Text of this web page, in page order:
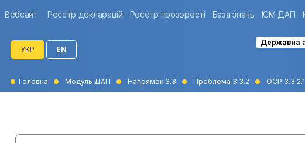
Вебсайт Реєстр декларацій Реєстр прозорості База знань ІСМ ДАП
УКР EN
Державна
Головна Модуль ДАП Напрямок 3.3 Проблема 3.3.2 ОСР 3.3.2.1